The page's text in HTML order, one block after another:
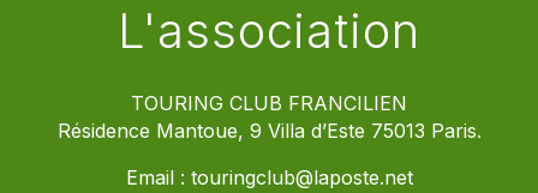
L'association
TOURING CLUB FRANCILIEN
Résidence Mantoue, 9 Villa d’Este 75013 Paris.
Email : touringclub@laposte.net